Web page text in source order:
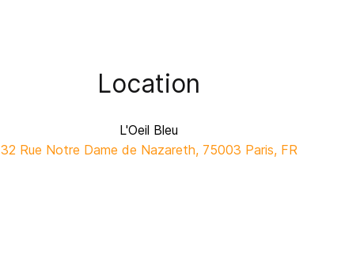
Location
L'Oeil Bleu
32 Rue Notre Dame de Nazareth, 75003 Paris, FR